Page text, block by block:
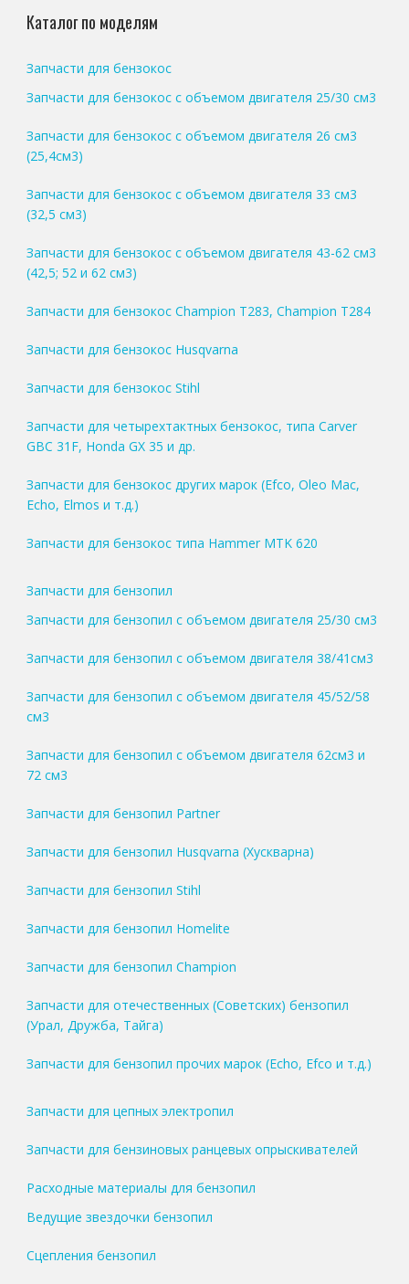
Каталог по моделям
Запчасти для бензокос
Запчасти для бензокос с объемом двигателя 25/30 см3
Запчасти для бензокос с объемом двигателя 26 см3
(25,4см3)
Запчасти для бензокос с объемом двигателя 33 см3
(32,5 см3)
Запчасти для бензокос с объемом двигателя 43-62 см3
(42,5; 52 и 62 см3)
Запчасти для бензокос Champion T283, Champion T284
Запчасти для бензокос Husqvarna
Запчасти для бензокос Stihl
Запчасти для четырехтактных бензокос, типа Carver
GBC 31F, Honda GX 35 и др.
Запчасти для бензокос других марок (Efco, Oleo Mac,
Echo, Elmos и т.д.)
Запчасти для бензокос типа Hammer MTK 620
Запчасти для бензопил
Запчасти для бензопил с объемом двигателя 25/30 см3
Запчасти для бензопил с объемом двигателя 38/41см3
Запчасти для бензопил с объемом двигателя 45/52/58
см3
Запчасти для бензопил с объемом двигателя 62см3 и
72 см3
Запчасти для бензопил Partner
Запчасти для бензопил Husqvarna (Хускварна)
Запчасти для бензопил Stihl
Запчасти для бензопил Homelite
Запчасти для бензопил Champion
Запчасти для отечественных (Советских) бензопил
(Урал, Дружба, Тайга)
Запчасти для бензопил прочих марок (Echo, Efco и т.д.)
Запчасти для цепных электропил
Запчасти для бензиновых ранцевых опрыскивателей
Расходные материалы для бензопил
Ведущие звездочки бензопил
Сцепления бензопил